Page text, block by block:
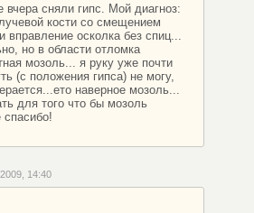
вчера сняли гипс. Мой диагноз:
кости со смещением
осколка без спиц...
но в области отломка
мозоль... я руку уже почти
(с положения гипса) не могу,
наверное мозоль...
для того что бы мозоль
спасибо!
14:40